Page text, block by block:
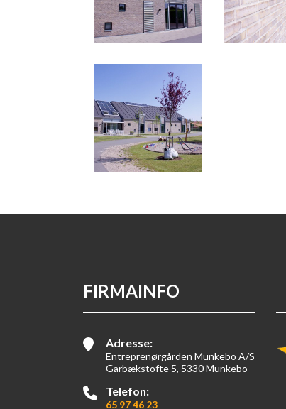
FIRMAINFO
Adresse:
Entreprenørgården Munkebo A/S
Garbækstofte 5, 5330 Munkebo
Telefon:
65 97 46 23